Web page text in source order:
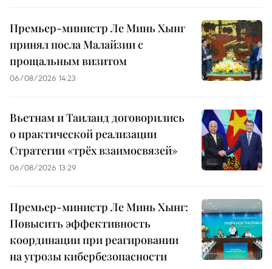
Премьер-министр Ле Минь Хынг
принял посла Малайзии с
прощальным визитом
06/08/2026 14:23
Вьетнам и Таиланд договорились
о практической реализации
Стратегии «трёх взаимосвязей»
06/08/2026 13:29
Премьер-министр Ле Минь Хынг:
Повысить эффективность
координации при реагировании
на угрозы кибербезопасности